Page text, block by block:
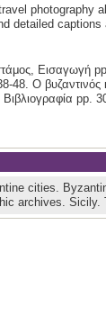
photography
detailed
Εισαγωγή
48. Ο
pp.
cities.
archives. Sicily.